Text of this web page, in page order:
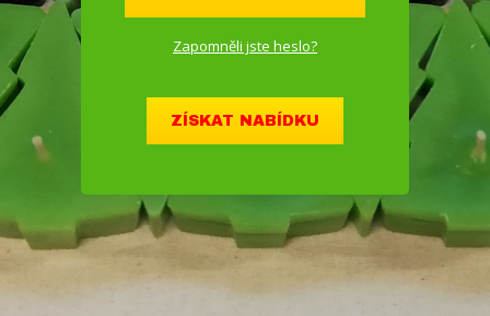
Zapomněli jste heslo?
ZÍSKAT NABÍDKU